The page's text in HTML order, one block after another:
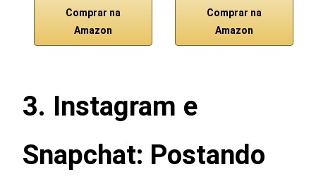
Comprar na
Amazon
Comprar na
Amazon
3. Instagram e
Snapchat: Postando